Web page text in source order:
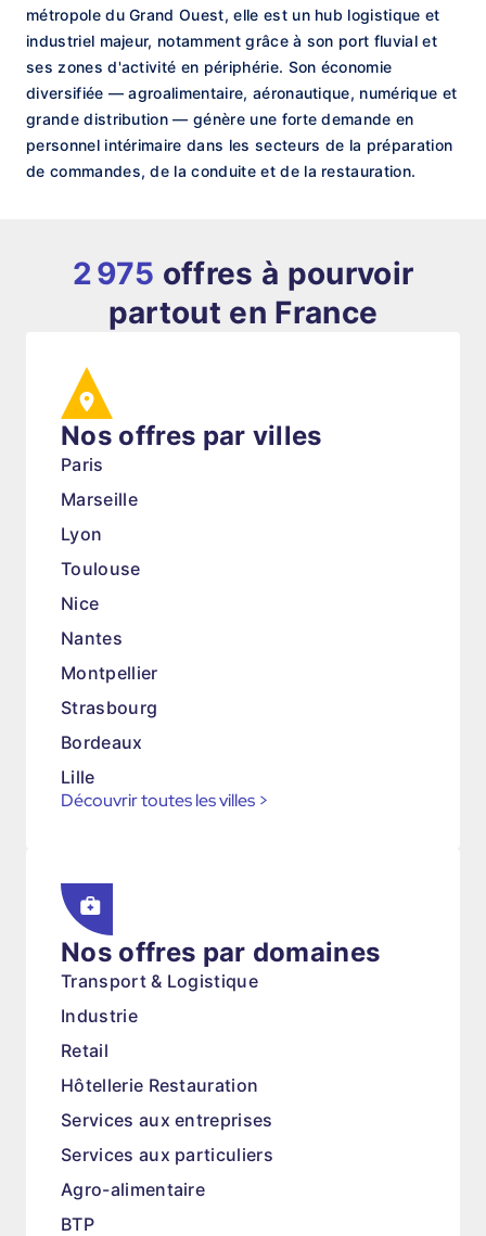
métropole du Grand Ouest, elle est un hub logistique et
industriel majeur, notamment grâce à son port fluvial et
ses zones d'activité en périphérie. Son économie
diversifiée — agroalimentaire, aéronautique, numérique et
grande distribution — génère une forte demande en
personnel intérimaire dans les secteurs de la préparation
de commandes, de la conduite et de la restauration.
2 975 offres à pourvoir
partout en France
Nos offres par villes
Paris
Marseille
Lyon
Toulouse
Nice
Nantes
Montpellier
Strasbourg
Bordeaux
Lille
Découvrir toutes les villes >
Nos offres par domaines
Transport & Logistique
Industrie
Retail
Hôtellerie Restauration
Services aux entreprises
Services aux particuliers
Agro-alimentaire
BTP